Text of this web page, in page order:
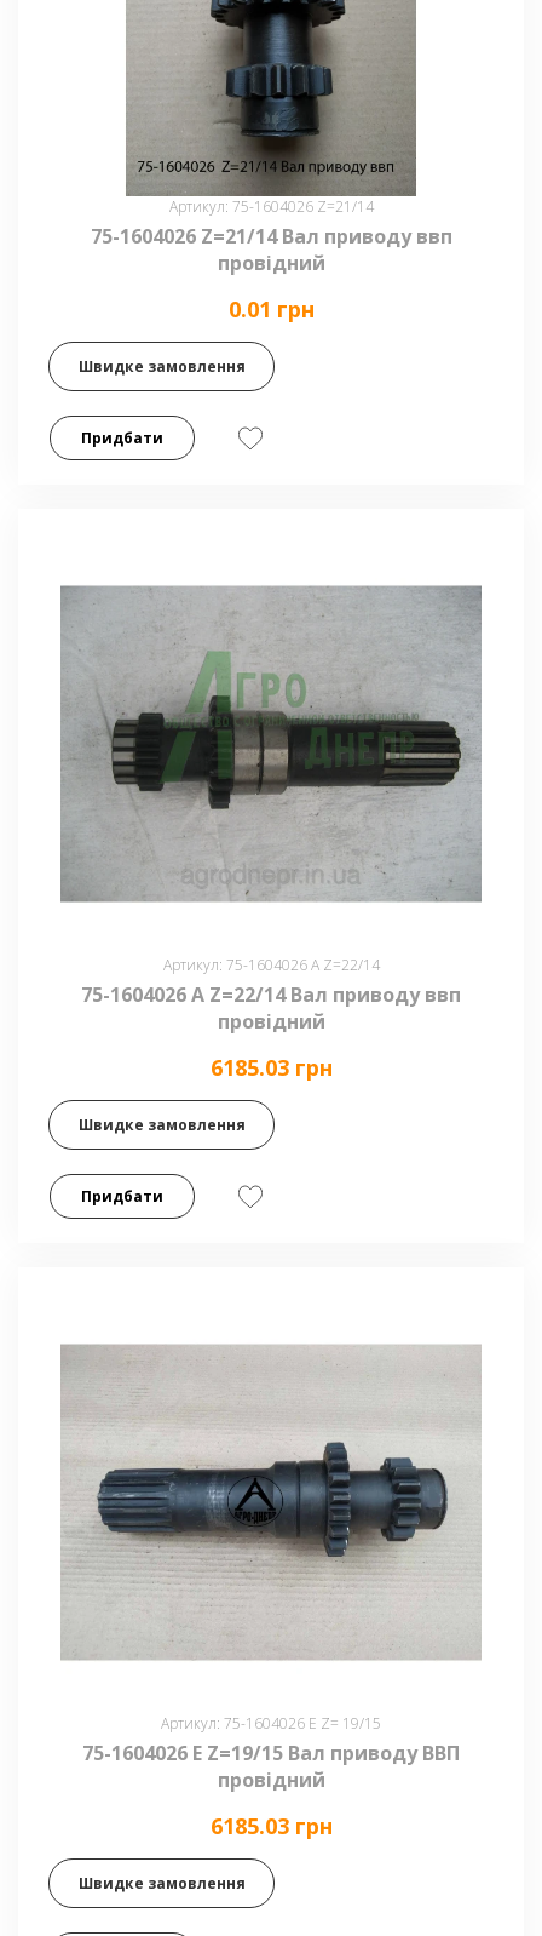
Артикул: 75-1604026 Z=21/14
75-1604026 Z=21/14 Вал приводу ввп
провідний
0.01 грн
Швидке замовлення
Придбати
Артикул: 75-1604026 А Z=22/14
75-1604026 А Z=22/14 Вал приводу ввп
провідний
6185.03 грн
Швидке замовлення
Придбати
Артикул: 75-1604026 Е Z= 19/15
75-1604026 Е Z=19/15 Вал приводу ВВП
провідний
6185.03 грн
Швидке замовлення